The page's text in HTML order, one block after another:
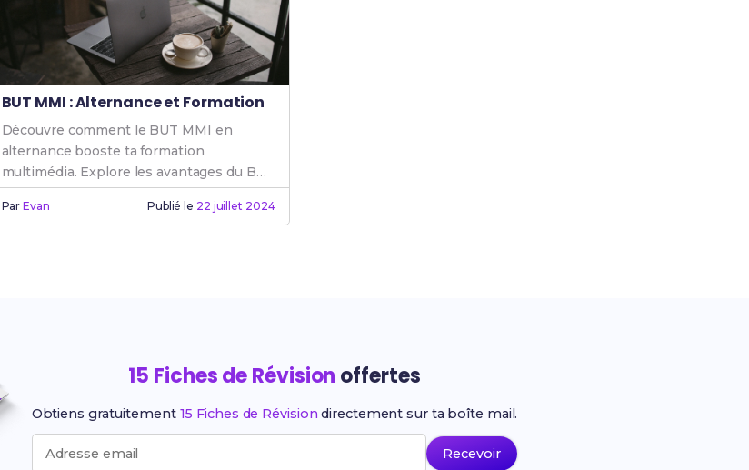
BUT MMI : Alternance et Formation
Découvre comment le BUT MMI en
alternance booste ta formation
multimédia. Explore les avantages du BUT
MMI et les opportunités offertes par
l'alternance BUT MMI.
ParEvan Publié le 22 juillet 2024
15 Fiches de Révision offertes
Obtiens gratuitement 15 Fiches de Révision directement sur ta boîte mail.
Adresse email Recevoir